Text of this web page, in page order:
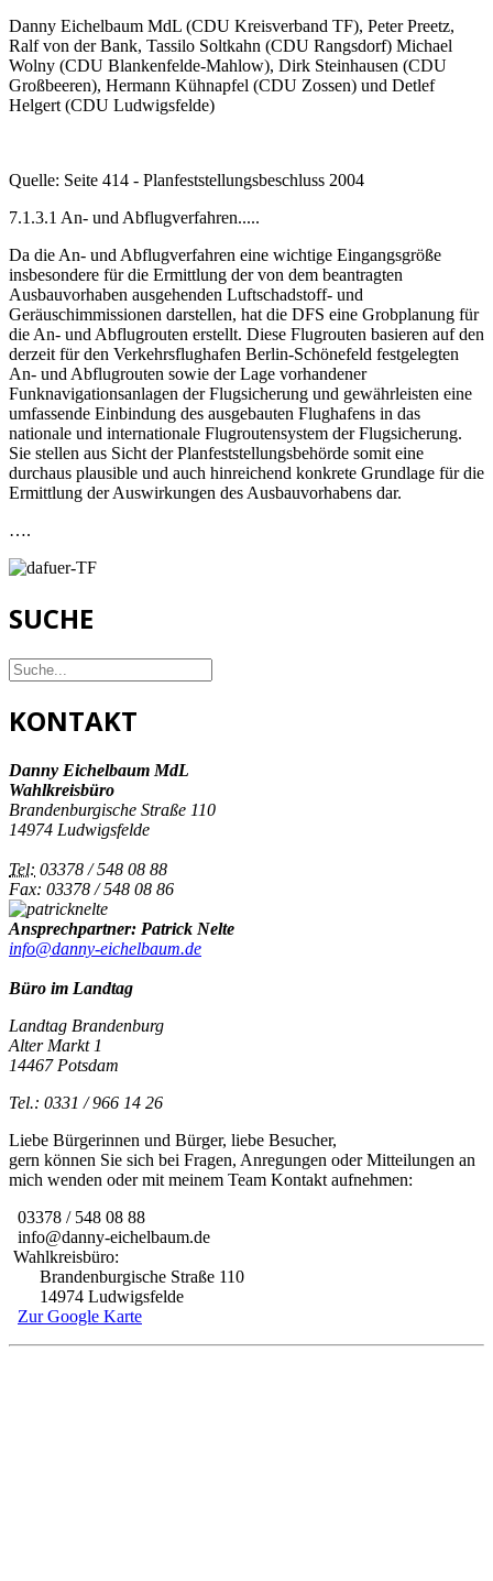
Danny Eichelbaum MdL (CDU Kreisverband TF), Peter Preetz,
Ralf von der Bank, Tassilo Soltkahn (CDU Rangsdorf) Michael
Wolny (CDU Blankenfelde-Mahlow), Dirk Steinhausen (CDU
Großbeeren), Hermann Kühnapfel (CDU Zossen) und Detlef
Helgert (CDU Ludwigsfelde)
Quelle: Seite 414 - Planfeststellungsbeschluss 2004
7.1.3.1 An- und Abflugverfahren.....
Da die An- und Abflugverfahren eine wichtige Eingangsgröße
insbesondere für die Ermittlung der von dem beantragten
Ausbauvorhaben ausgehenden Luftschadstoff- und
Geräuschimmissionen darstellen, hat die DFS eine Grobplanung für
die An- und Abflugrouten erstellt. Diese Flugrouten basieren auf den
derzeit für den Verkehrsflughafen Berlin-Schönefeld festgelegten
An- und Abflugrouten sowie der Lage vorhandener
Funknavigationsanlagen der Flugsicherung und gewährleisten eine
umfassende Einbindung des ausgebauten Flughafens in das
nationale und internationale Flugroutensystem der Flugsicherung.
Sie stellen aus Sicht der Planfeststellungsbehörde somit eine
durchaus plausible und auch hinreichend konkrete Grundlage für die
Ermittlung der Auswirkungen des Ausbauvorhabens dar.
….
SUCHE
KONTAKT
Danny Eichelbaum MdL
Wahlkreisbüro
Brandenburgische Straße 110
14974 Ludwigsfelde
Tel: 03378 / 548 08 88
Fax: 03378 / 548 08 86
Ansprechpartner: Patrick Nelte
info@danny-eichelbaum.de
Büro im Landtag
Landtag Brandenburg
Alter Markt 1
14467 Potsdam
Tel.: 0331 / 966 14 26
Liebe Bürgerinnen und Bürger, liebe Besucher,
gern können Sie sich bei Fragen, Anregungen oder Mitteilungen an
mich wenden oder mit meinem Team Kontakt aufnehmen:
03378 / 548 08 88
info@danny-eichelbaum.de
Wahlkreisbüro:
Brandenburgische Straße 110
14974 Ludwigsfelde
Zur Google Karte